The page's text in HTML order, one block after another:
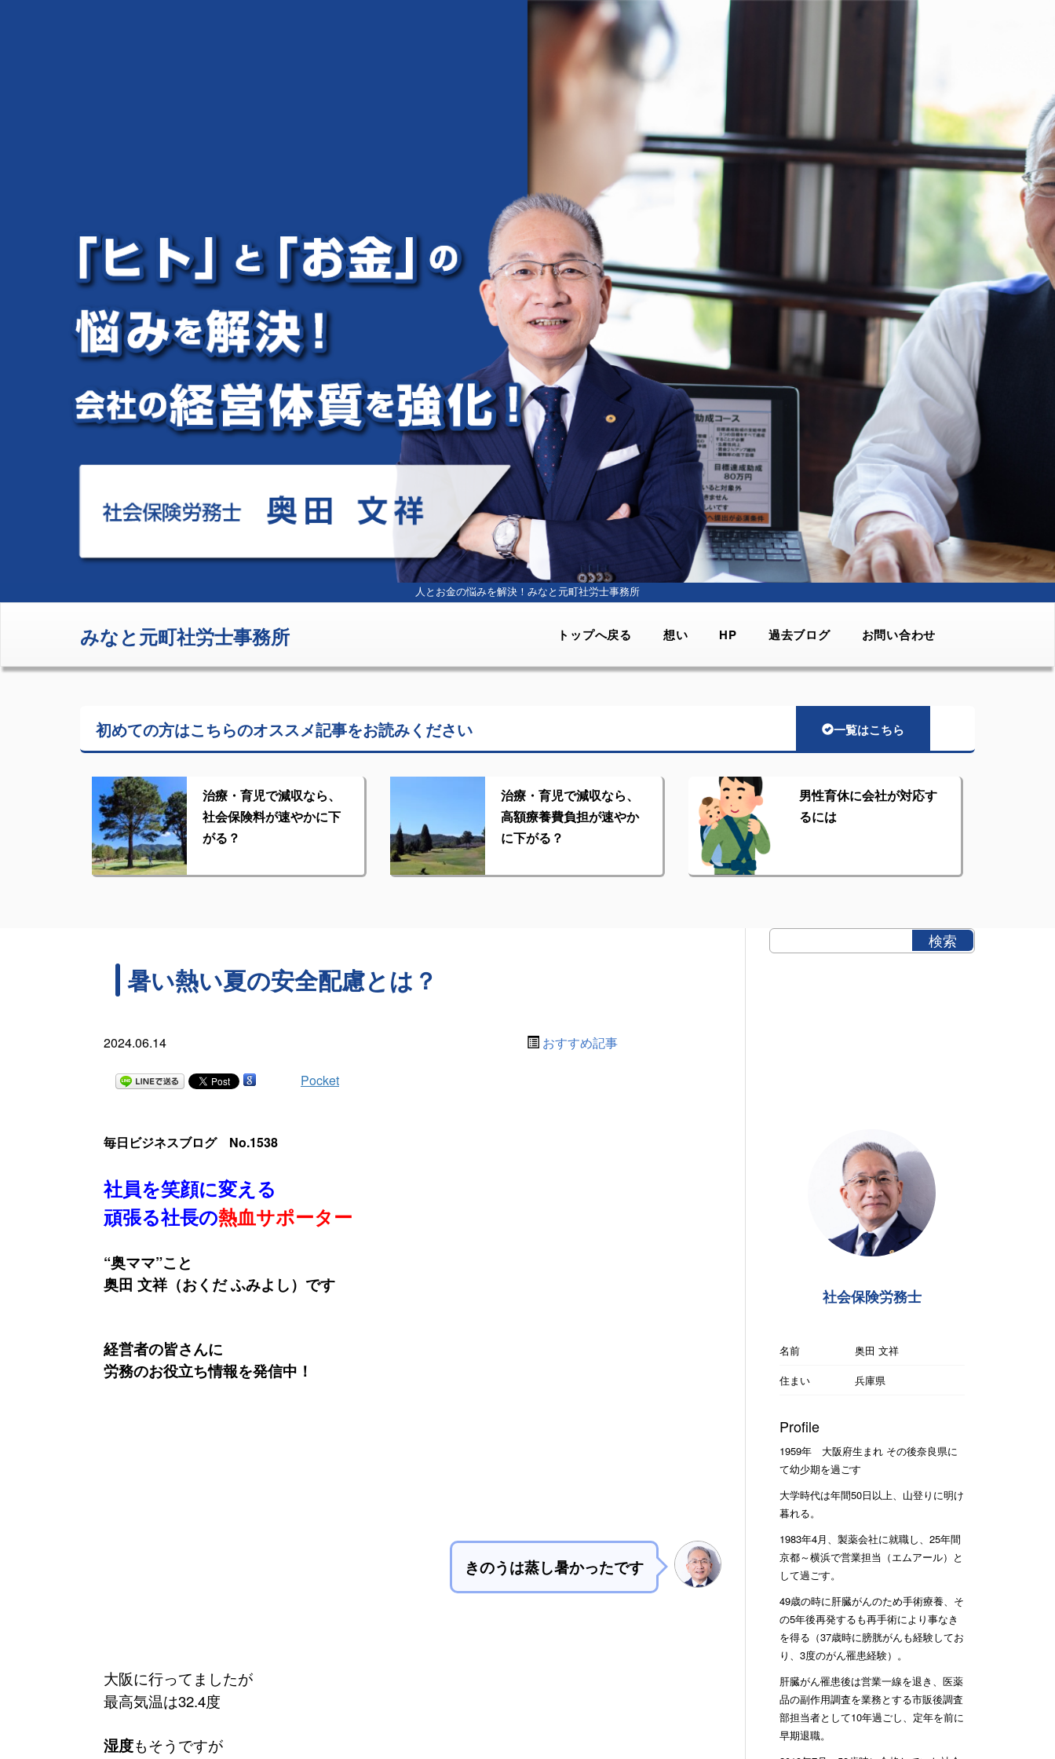
人とお金の悩みを解決！ みなと元町社労士事務所
みなと元町社労士事務所 トップへ戻る 想い HP 過去ブログ お問い合わせ
初めての方はこちらのオススメ記事をお読みください 一覧はこちら
治療・育児で減収なら、
社会保険料が速やかに下
がる？
治療・育児で減収なら、
高額療養費負担が速やか
に下がる？
男性育休に会社が対応す
るには
暑い熱い夏の安全配慮とは？
2024.06.14 おすすめ記事
Pocket
毎日ビジネスブログ No.1538
社員を笑顔に変える
頑張る社長の熱血サポーター
“奥ママ”こと
奥田 文祥（おくだ ふみよし）です
経営者の皆さんに
労務のお役立ち情報を発信中！
きのうは蒸し暑かったです
大阪に行ってましたが
最高気温は32.4度
湿度もそうですが
社会保険労務士
名前
奥田 文祥
住まい
兵庫県
Profile
1959年 大阪府生まれ その後奈良県に
て幼少期を過ごす
大学時代は年間50日以上、山登りに明け
暮れる。
1983年4月、製薬会社に就職し、25年間
京都～横浜で営業担当（エムアール）と
して過ごす。
49歳の時に肝臓がんのため手術療養、そ
の5年後再発するも再手術により事なき
を得る（37歳時に膀胱がんも経験してお
り、3度のがん罹患経験）。
肝臓がん罹患後は営業一線を退き、医薬
品の副作用調査を業務とする市販後調査
部担当者として10年過ごし、定年を前に
早期退職。